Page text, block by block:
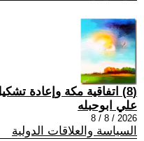
(8) اتفاقية مكة وإعادة تشكيل الأمن الإقليمي
علي ابوحبله
2026 / 8 / 8
السياسة والعلاقات الدولية